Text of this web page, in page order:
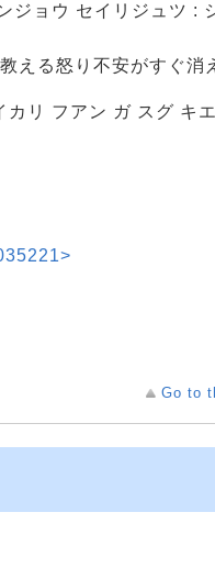
ジョウ セイリジュツ :
える怒り不安がすぐ消
リ フアン ガ スグ キ
Go to